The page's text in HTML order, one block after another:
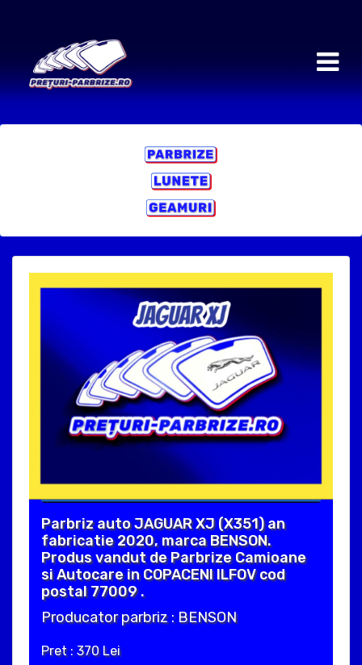
Parbriz auto JAGUAR XJ (X351) an
fabricatie 2020, marca BENSON.
Produs vandut de Parbrize Camioane
si Autocare in COPACENI ILFOV cod
postal 77009 .
Producator parbriz : BENSON
Pret : 370 Lei